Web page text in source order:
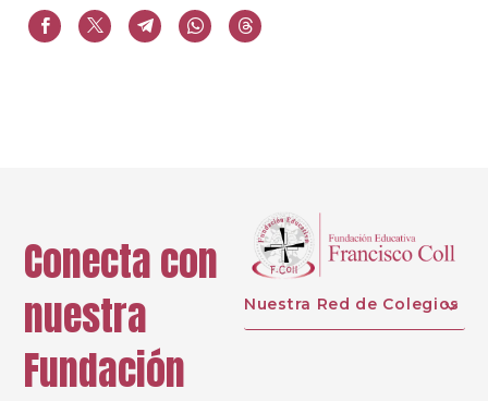
Conecta con
nuestra
Fundación
Nuestra Red de Colegios